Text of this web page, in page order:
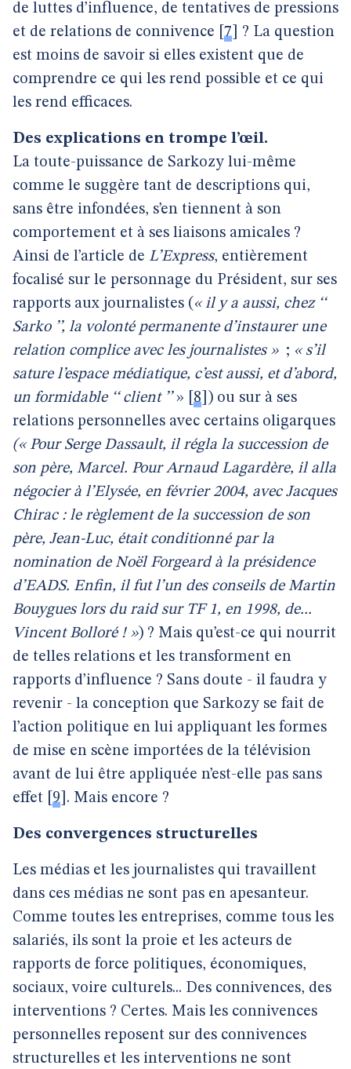
de luttes d’influence, de tentatives de pressions
et de relations de connivence
7
? La question
est moins de savoir si elles existent que de
comprendre ce qui les rend possible et ce qui
les rend efficaces.
Des explications en trompe l’œil.
La toute-puissance de Sarkozy lui-même
comme le suggère tant de descriptions qui,
sans être infondées, s’en tiennent à son
comportement et à ses liaisons amicales ?
Ainsi de l’article de L’Express, entièrement
focalisé sur le personnage du Président, sur ses
rapports aux journalistes ( « il y a aussi, chez ‘‘
Sarko ’’, la volonté permanente d’instaurer une
relation complice avec les journalistes » ; « s’il
sature l’espace médiatique, c’est aussi, et d’abord,
un formidable ‘‘ client ’’» 8 ) ou sur à ses
relations personnelles avec certains oligarques
(« Pour Serge Dassault, il régla la succession de
son père, Marcel. Pour Arnaud Lagardère, il alla
négocier à l’Elysée, en février 2004, avec Jacques
Chirac : le règlement de la succession de son
père, Jean-Luc, était conditionné par la
nomination de Noël Forgeard à la présidence
d’EADS. Enfin, il fut l’un des conseils de Martin
Bouygues lors du raid sur TF 1, en 1998, de...
Vincent Bolloré ! ») ? Mais qu’est-ce qui nourrit
de telles relations et les transforment en
rapports d’influence ? Sans doute - il faudra y
revenir - la conception que Sarkozy se fait de
l’action politique en lui appliquant les formes
de mise en scène importées de la télévision
avant de lui être appliquée n’est-elle pas sans
effet 9 . Mais encore ?
Des convergences structurelles
Les médias et les journalistes qui travaillent
dans ces médias ne sont pas en apesanteur.
Comme toutes les entreprises, comme tous les
salariés, ils sont la proie et les acteurs de
rapports de force politiques, économiques,
sociaux, voire culturels... Des connivences, des
interventions ? Certes. Mais les connivences
personnelles reposent sur des connivences
structurelles et les interventions ne sont